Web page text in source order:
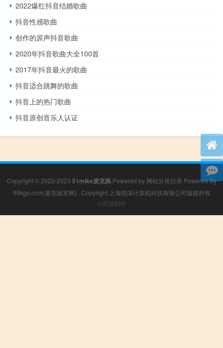
2022爆红抖音结婚歌曲
抖音性感歌曲
创作的原声抖音歌曲
2020年抖音歌曲大全100首
2017年抖音最火的歌曲
抖音适合跳舞的歌曲
抖音上的热门歌曲
抖音原创音乐人认证
Copyright © 2022-2023 51mike麦克疯Powered by 网站分类目录 Powered By
99kge.com(麦克疯官网) . Copyright 上海锐深计算机科技有限公司版权所有
小男孩制作